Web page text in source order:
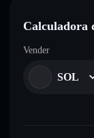
Calculadora
Vender
SOL